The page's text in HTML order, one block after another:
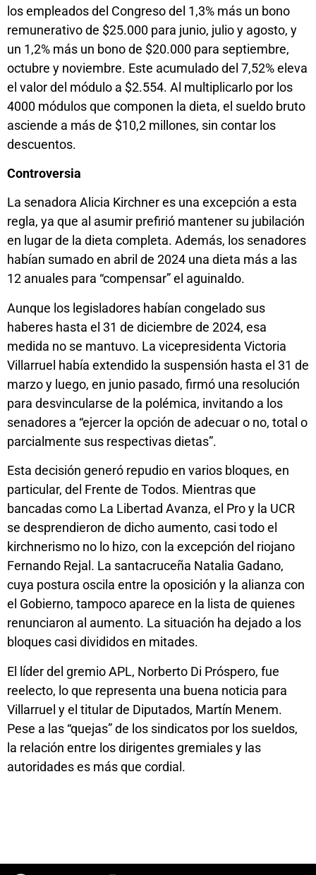
los empleados del Congreso del 1,3% más un bono
remunerativo de $25.000 para junio, julio y agosto, y
un 1,2% más un bono de $20.000 para septiembre,
octubre y noviembre. Este acumulado del 7,52% eleva
el valor del módulo a $2.554. Al multiplicarlo por los
4000 módulos que componen la dieta, el sueldo bruto
asciende a más de $10,2 millones, sin contar los
descuentos.
Controversia
La senadora Alicia Kirchner es una excepción a esta
regla, ya que al asumir prefirió mantener su jubilación
en lugar de la dieta completa. Además, los senadores
habían sumado en abril de 2024 una dieta más a las
12 anuales para “compensar” el aguinaldo.
Aunque los legisladores habían congelado sus
haberes hasta el 31 de diciembre de 2024, esa
medida no se mantuvo. La vicepresidenta Victoria
Villarruel había extendido la suspensión hasta el 31 de
marzo y luego, en junio pasado, firmó una resolución
para desvincularse de la polémica, invitando a los
senadores a “ejercer la opción de adecuar o no, total o
parcialmente sus respectivas dietas”.
Esta decisión generó repudio en varios bloques, en
particular, del Frente de Todos. Mientras que
bancadas como La Libertad Avanza, el Pro y la UCR
se desprendieron de dicho aumento, casi todo el
kirchnerismo no lo hizo, con la excepción del riojano
Fernando Rejal. La santacruceña Natalia Gadano,
cuya postura oscila entre la oposición y la alianza con
el Gobierno, tampoco aparece en la lista de quienes
renunciaron al aumento. La situación ha dejado a los
bloques casi divididos en mitades.
El líder del gremio APL, Norberto Di Próspero, fue
reelecto, lo que representa una buena noticia para
Villarruel y el titular de Diputados, Martín Menem.
Pese a las “quejas” de los sindicatos por los sueldos,
la relación entre los dirigentes gremiales y las
autoridades es más que cordial.